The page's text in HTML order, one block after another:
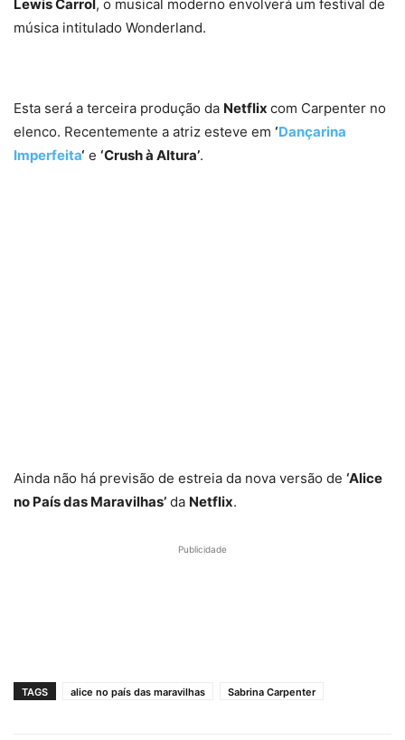
Lewis Carrol, o musical moderno envolverá um festival de
música intitulado Wonderland.
Esta será a terceira produção da Netflix com Carpenter no
elenco. Recentemente a atriz esteve em ‘Dançarina
Imperfeita‘ e ‘Crush à Altura’.
Ainda não há previsão de estreia da nova versão de ‘Alice
no País das Maravilhas’ da Netflix.
Publicidade
TAGS alice no país das maravilhas Sabrina Carpenter